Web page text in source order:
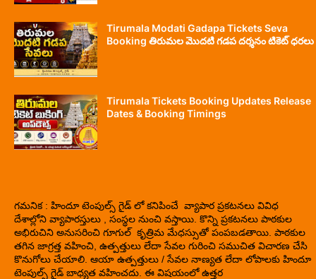
Tirumala Modati Gadapa Tickets Seva
Booking తిరుమల మొదటి గడప దర్శనం టికెట్ ధరలు
Tirumala Tickets Booking Updates Release
Dates & Booking Timings
గమనిక : హిందూ టెంపుల్స్ గైడ్ లో కనిపించే వ్యాపార ప్రకటనలు వివిధ
దేశాల్లోని వ్యాపారస్తులు , సంస్థల నుంచి వస్తాయి. కొన్ని ప్రకటనలు పాఠకుల
అభిరుచిని అనుసరించి గూగుల్ కృత్రిమ మేధస్సుతో పంపబడతాయి. పాఠకుల
తగిన జాగ్రత్త వహించి, ఉత్పత్తులు లేదా సేవల గురించి సముచిత విచారణ చేసి
కొనుగోలు చేయాలి. ఆయా ఉత్పత్తులు / సేవల నాణ్యత లేదా లోపాలకు హిందూ
టెంపుల్స్ గైడ్ బాధ్యత వహించదు. ఈ విషయంలో ఉత్తర